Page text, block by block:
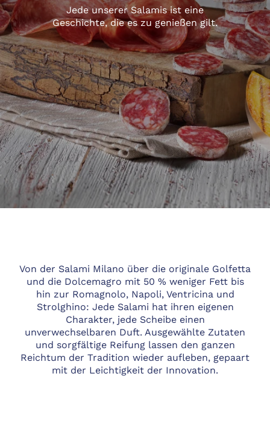
Jede unserer Salamis ist eine
Geschichte, die es zu genießen gilt.
Von der Salami Milano über die originale Golfetta
und die Dolcemagro mit 50 % weniger Fett bis
hin zur Romagnolo, Napoli, Ventricina und
Strolghino: Jede Salami hat ihren eigenen
Charakter, jede Scheibe einen
unverwechselbaren Duft. Ausgewählte Zutaten
und sorgfältige Reifung lassen den ganzen
Reichtum der Tradition wieder aufleben, gepaart
mit der Leichtigkeit der Innovation.